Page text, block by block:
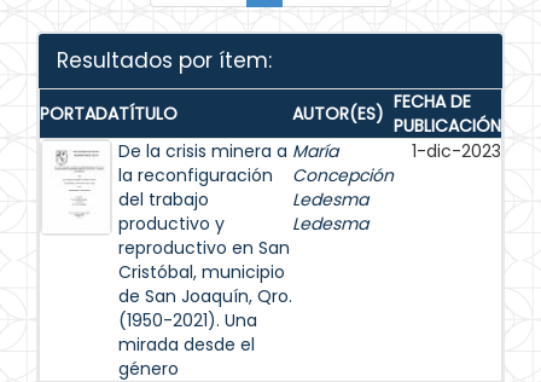
Resultados por ítem:
PORTADATÍTULO AUTOR(ES) FECHA DE
PUBLICACIÓN
De la crisis minera a
la reconfiguración
del trabajo
productivo y
reproductivo en San
Cristóbal, municipio
de San Joaquín, Qro.
(1950-2021). Una
mirada desde el
género
María
Concepción
Ledesma
Ledesma
1-dic-2023